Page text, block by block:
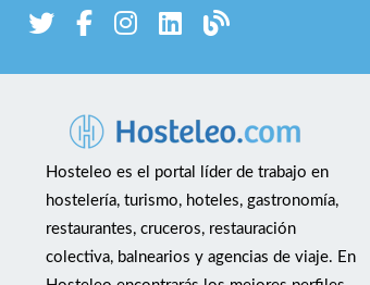
Hosteleo es el portal líder de trabajo en
hostelería, turismo, hoteles, gastronomía,
restaurantes, cruceros, restauración
colectiva, balnearios y agencias de viaje. En